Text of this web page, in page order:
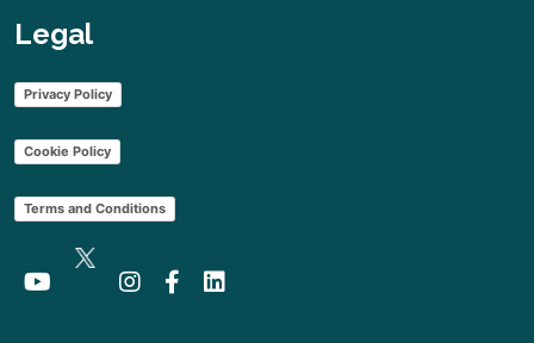
Legal
Privacy Policy
Cookie Policy
Terms and Conditions